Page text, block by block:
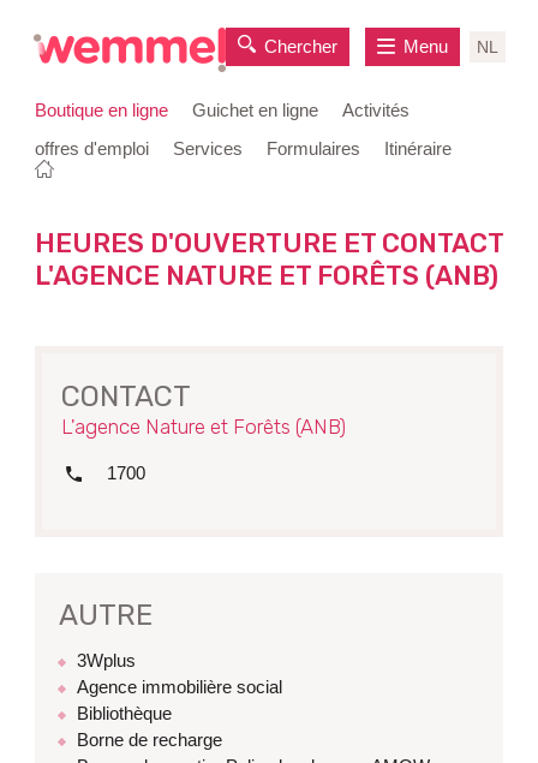
Boutique en ligne Guichet en ligne
Activités
offres d'emploi
Services Formulaires Itinéraire
Chercher NL
Menu
Vous
HEURES D'OUVERTURE ET CONTACT
L'AGENCE NATURE ET FORÊTS (ANB)
CONTACT
L'agence Nature et Forêts (ANB)
tél. 1700
AUTRE
3Wplus
Agence immobilière social
Bibliothèque
Borne de recharge